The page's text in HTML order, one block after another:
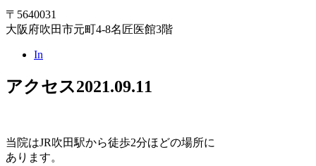
〒5640031
大阪府吹田市元町4-8名匠医館3階
In
アクセス2021.09.11
当院はJR吹田駅から徒歩2分ほどの場所に
あります。